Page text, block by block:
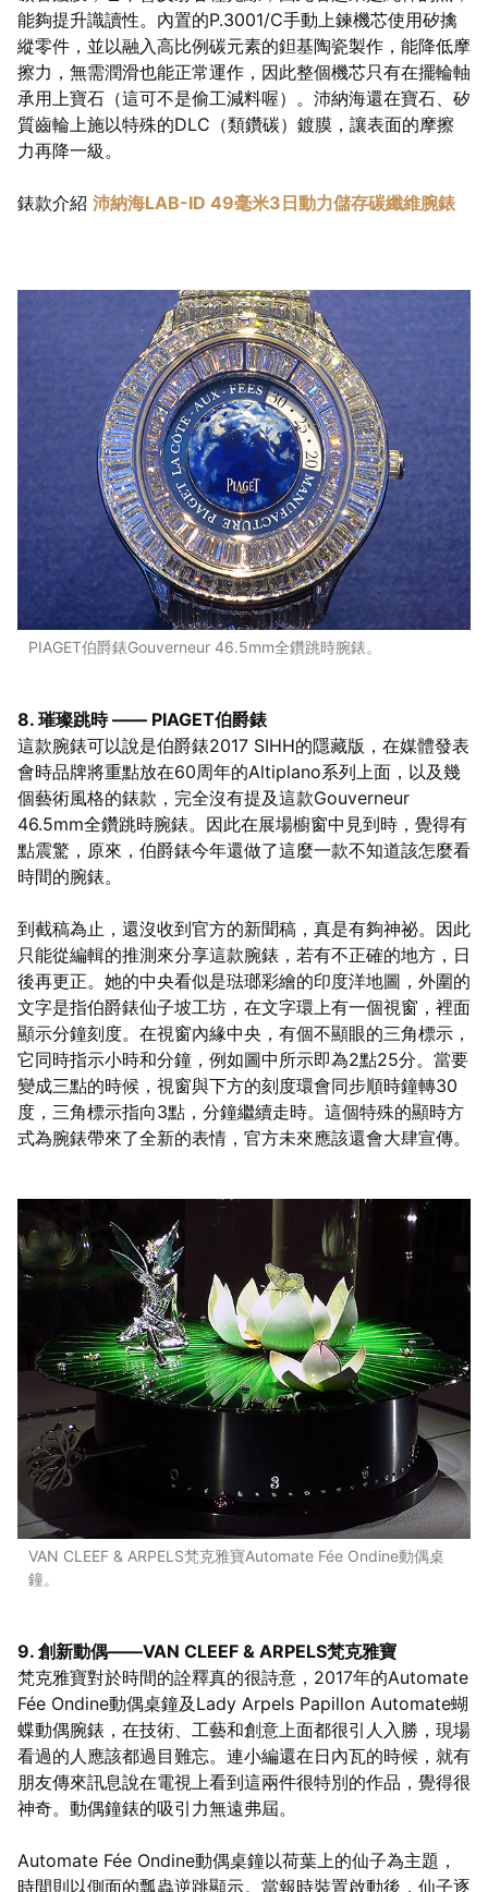
能夠提升識讀性。內置的P.3001/C手動上鍊機芯使用矽擒
縱零件，並以融入高比例碳元素的鉭基陶瓷製作，能降低摩
擦力，無需潤滑也能正常運作，因此整個機芯只有在擺輪軸
承用上寶石（這可不是偷工減料喔）。沛納海還在寶石、矽
質齒輪上施以特殊的DLC（類鑽碳）鍍膜，讓表面的摩擦
力再降一級。
錶款介紹 沛納海LAB-ID 49毫米3日動力儲存碳纖維腕錶
PIAGET伯爵錶Gouverneur 46.5mm全鑽跳時腕錶。
8. 璀璨跳時 —— PIAGET伯爵錶
這款腕錶可以說是伯爵錶2017 SIHH的隱藏版，在媒體發表
會時品牌將重點放在60周年的Altiplano系列上面，以及幾
個藝術風格的錶款，完全沒有提及這款Gouverneur
46.5mm全鑽跳時腕錶。因此在展場櫥窗中見到時，覺得有
點震驚，原來，伯爵錶今年還做了這麼一款不知道該怎麼看
時間的腕錶。
到截稿為止，還沒收到官方的新聞稿，真是有夠神祕。因此
只能從編輯的推測來分享這款腕錶，若有不正確的地方，日
後再更正。她的中央看似是琺瑯彩繪的印度洋地圖，外圍的
文字是指伯爵錶仙子坡工坊，在文字環上有一個視窗，裡面
顯示分鐘刻度。在視窗內緣中央，有個不顯眼的三角標示，
它同時指示小時和分鐘，例如圖中所示即為2點25分。當要
變成三點的時候，視窗與下方的刻度環會同步順時鐘轉30
度，三角標示指向3點，分鐘繼續走時。這個特殊的顯時方
式為腕錶帶來了全新的表情，官方未來應該還會大肆宣傳。
VAN CLEEF & ARPELS梵克雅寶Automate Fée Ondine動偶桌
鐘。
9. 創新動偶——VAN CLEEF & ARPELS梵克雅寶
梵克雅寶對於時間的詮釋真的很詩意，2017年的Automate
Fée Ondine動偶桌鐘及Lady Arpels Papillon Automate蝴
蝶動偶腕錶，在技術、工藝和創意上面都很引人入勝，現場
看過的人應該都過目難忘。連小編還在日內瓦的時候，就有
朋友傳來訊息說在電視上看到這兩件很特別的作品，覺得很
神奇。動偶鐘錶的吸引力無遠弗屆。
Automate Fée Ondine動偶桌鐘以荷葉上的仙子為主題，
時間則以側面的瓢蟲逆跳顯示。當報時裝置啟動後，仙子逐